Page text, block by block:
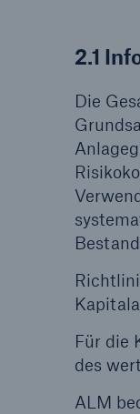
2.1
Die
Für die
des
ALM